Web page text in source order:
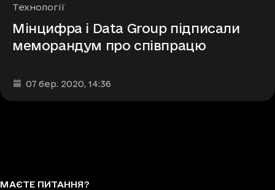
Рубрики
Технології
Мінцифра і Data Group підписали
меморандум про співпрацю
Дата та час публікації
07 бер. 2020, 14:36
МАЄТЕ ПИТАННЯ?